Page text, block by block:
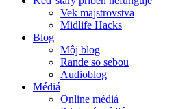
Vek majstrovstva
Midlife Hacks
Blog
Môj blog
Rande so sebou
Audioblog
Médiá
Online médiá